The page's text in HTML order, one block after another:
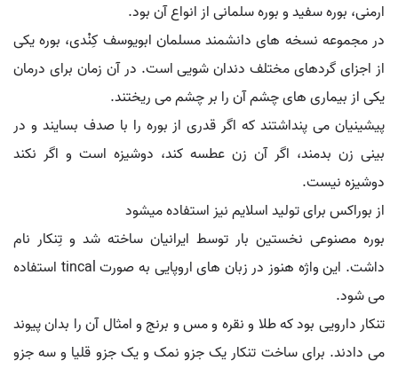
ارمنی، بوره سفید و بوره سلمانی از انواع آن بود.
در مجموعه نسخه های دانشمند مسلمان ابویوسف کِنْدی، بوره یکی
از اجزای گردهای مختلف دندان شویی است. در آن زمان برای درمان
یکی از بیماری های چشم آن را بر چشم می ریختند.
پیشینیان می پنداشتند که اگر قدری از بوره را با صدف بسایند و در
بینی زن بدمند، اگر آن زن عطسه کند، دوشیزه است و اگر نکند
دوشیزه نیست.
از بوراکس برای تولید اسلایم نیز استفاده میشود
بوره مصنوعی نخستین بار توسط ایرانیان ساخته شد و تِنکار نام
داشت. این واژه هنوز در زبان های اروپایی به صورت tincal استفاده
می شود.
تنکار دارویی بود که طلا و نقره و مس و برنج و امثال آن را بدان پیوند
می دادند. برای ساخت تنکار یک جزو نمک و یک جزو قلیا و سه جزو